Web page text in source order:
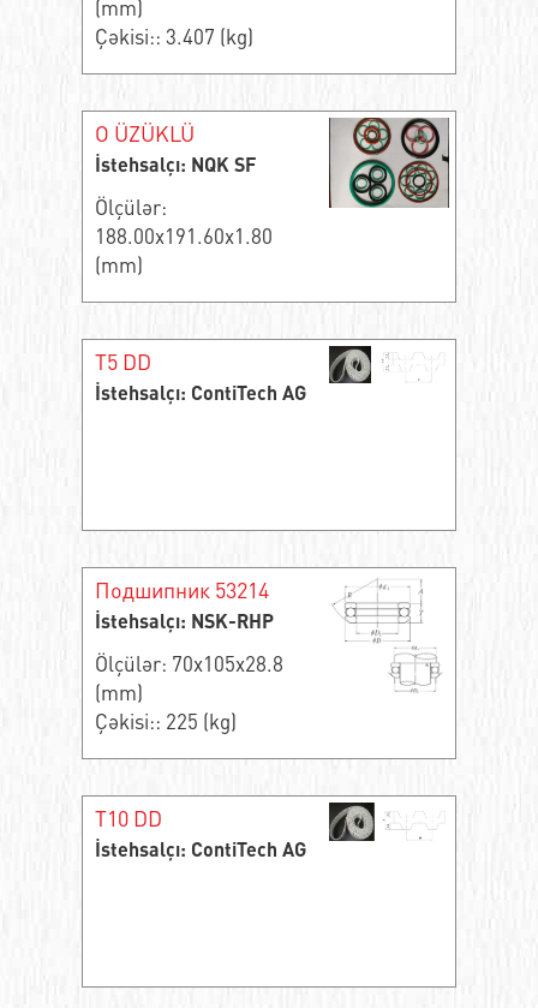
(mm)
Çəkisi:: 3.407 (kg)
O ÜZÜKLÜ
İstehsalçı: NQK SF
Ölçülər:
188.00x191.60x1.80
(mm)
T5 DD
İstehsalçı: ContiTech AG
Подшипник 53214
İstehsalçı: NSK-RHP
Ölçülər: 70x105x28.8
(mm)
Çəkisi:: 225 (kg)
T10 DD
İstehsalçı: ContiTech AG